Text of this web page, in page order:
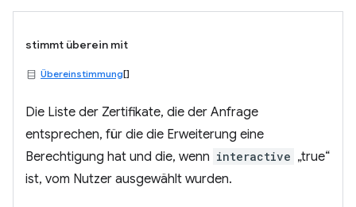
stimmt überein mit
Übereinstimmung[]
Die Liste der Zertifikate, die der Anfrage
entsprechen, für die die Erweiterung eine
Berechtigung hat und die, wenn interactive „true“
ist, vom Nutzer ausgewählt wurden.